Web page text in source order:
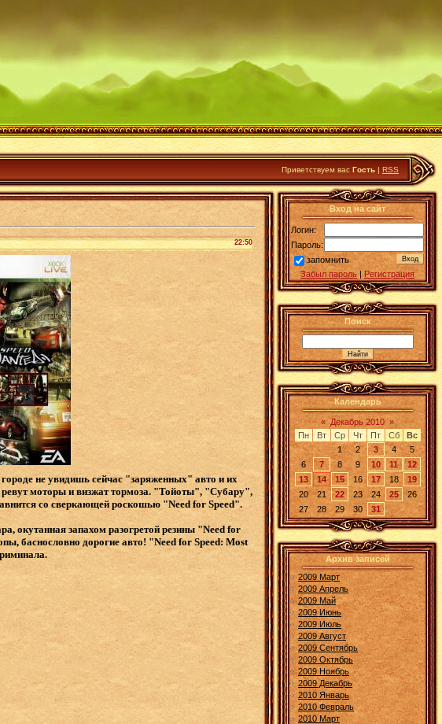
Приветствуем вас Гость | RSS
22:50
не увидишь сейчас "заряженных" авто и их
моторы и визжат тормоза. "Тойоты", "Субару",
со сверкающей роскошью "Need for Speed".
окутанная запахом разогретой резины "Need for
баснословно дорогие авто! "Need for Speed: Most
Вход на сайт
Логин:
Пароль:
запомнить
Забыл пароль | Регистрация
Поиск
Календарь
« Декабрь 2010 »
Пн
Вт Ср Чт Пт Сб
Вс
1
2 3 4
5
6
7 8 9 10 11
12
13
14 15 16 17 18
19
20
21 22 23 24 25
26
27
28 29 30 31
Архив записей
2009 Март
2009 Апрель
2009 Май
2009 Июнь
2009 Июль
2009 Август
2009 Сентябрь
2009 Октябрь
2009 Ноябрь
2009 Декабрь
2010 Январь
2010 Февраль
2010 Март